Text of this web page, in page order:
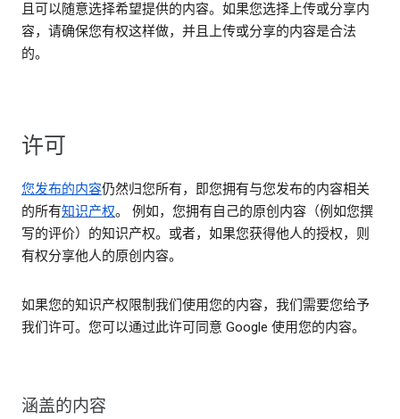
且可以随意选择希望提供的内容。如果您选择上传或分享内
容，请确保您有权这样做，并且上传或分享的内容是合法
的。
许可
您发布的内容仍然归您所有，即您拥有与您发布的内容相关
的所有知识产权。 例如，您拥有自己的原创内容（例如您撰
写的评价）的知识产权。或者，如果您获得他人的授权，则
有权分享他人的原创内容。
如果您的知识产权限制我们使用您的内容，我们需要您给予
我们许可。您可以通过此许可同意 Google 使用您的内容。
涵盖的内容